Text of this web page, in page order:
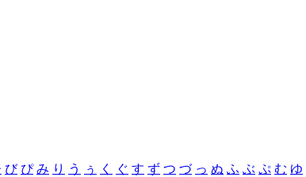
び ぴ み り う ぅ く ぐ す ず つ づ っ ぬ ふ ぶ ぷ む ゆ